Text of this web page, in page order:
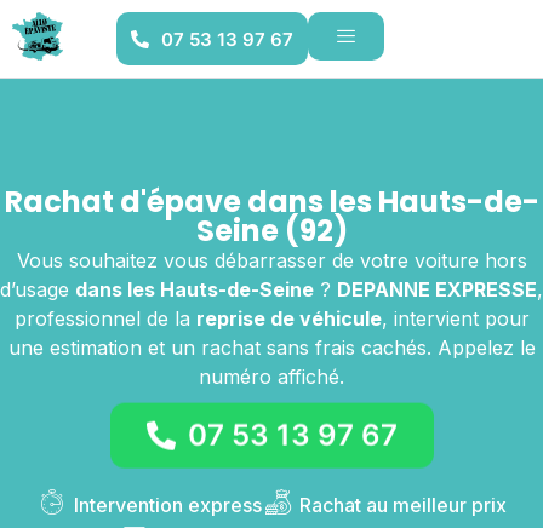
07 53 13 97 67
Rachat d'épave dans les Hauts-de-
Seine (92)
Vous souhaitez vous débarrasser de votre voiture hors
d’usage dans les Hauts-de-Seine ? DEPANNE EXPRESSE,
professionnel de la reprise de véhicule, intervient pour
une estimation et un rachat sans frais cachés. Appelez le
numéro affiché.
07 53 13 97 67
Intervention express
Rachat au meilleur prix